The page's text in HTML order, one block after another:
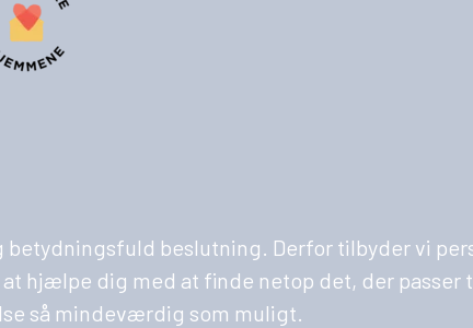
beslutning. Derfor tilbyder vi
hjælpe dig med at finde netop det, der passer
så mindeværdig som muligt.